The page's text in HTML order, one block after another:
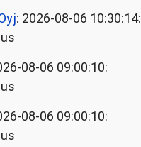
: 2026-08-06 10:30:14:
08-06 09:00:10:
08-06 09:00:10: